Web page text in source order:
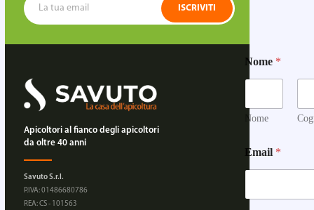
ISCRIVITI
Apicoltori al fianco degli apicoltori
da oltre 40 anni
Savuto S.r.l.
P.IVA: 01486680786
REA: CS - 101563
Nome *
Nome
Email *